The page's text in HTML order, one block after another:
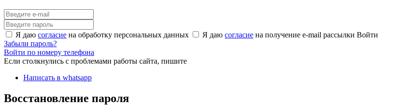
Я даю согласие на обработку персональных данных Я даю согласие на получение e-mail рассылки Войти
Забыли пароль?
Войти по номеру телефона
Если столкнулись с проблемами работы сайта, пишите
Написать в whatsapp
Восстановление пароля